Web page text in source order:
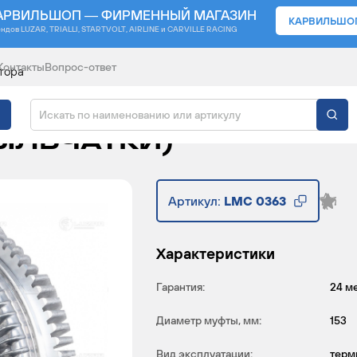
— ФИРМЕННЫЙ МАГАЗИН
LUZAR, TRIALLI, STARTVOLT, AIRLINE и CARVILLE RACING
Вопрос-ответ
ДЛЯ
Артикул: LMC 0363
Характеристики
Гарантия: 24
Диаметр муфты, мм: 153
Вид эксплуатации: